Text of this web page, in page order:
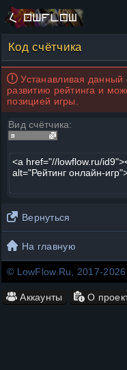
Код счётчика
Устанавливая данный
развитию рейтинга и
позицией игры.
Вид счётчика:
Вернуться
На главную
© LowFlow.Ru, 2017-2026
Аккаунты О